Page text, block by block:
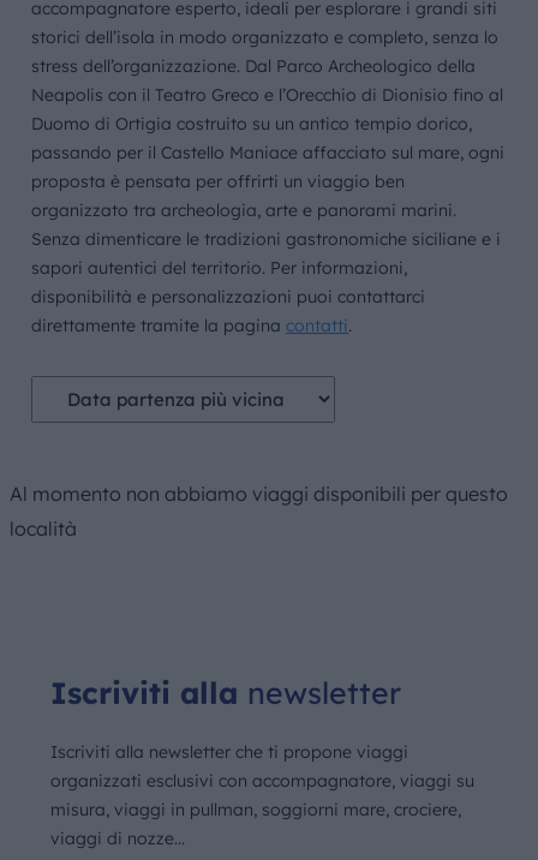
accompagnatore esperto, ideali per esplorare i grandi siti
storici dell’isola in modo organizzato e completo, senza lo
stress dell’organizzazione. Dal Parco Archeologico della
Neapolis con il Teatro Greco e l’Orecchio di Dionisio fino al
Duomo di Ortigia costruito su un antico tempio dorico,
passando per il Castello Maniace affacciato sul mare, ogni
proposta è pensata per offrirti un viaggio ben
organizzato tra archeologia, arte e panorami marini.
Senza dimenticare le tradizioni gastronomiche siciliane e i
sapori autentici del territorio. Per informazioni,
disponibilità e personalizzazioni puoi contattarci
direttamente tramite la paginacontatti.
Al momento non abbiamo viaggi disponibili per questo
località
Iscriviti alla newsletter
Iscriviti alla newsletter che ti propone viaggi
organizzati esclusivi con accompagnatore, viaggi su
misura, viaggi in pullman, soggiorni mare, crociere,
viaggi di nozze...